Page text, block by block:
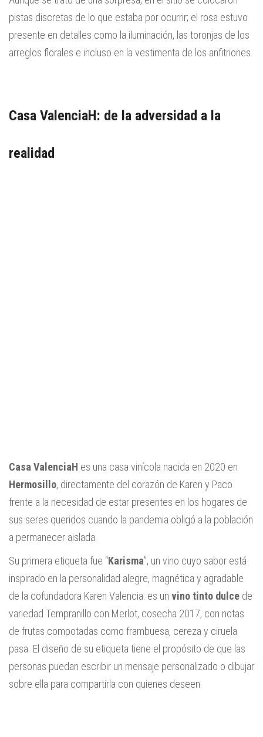
pistas discretas de lo que estaba por ocurrir; el rosa estuvo
presente en detalles como la iluminación, las toronjas de los
arreglos florales e incluso en la vestimenta de los anfitriones.
Casa ValenciaH: de la adversidad a la
realidad
Casa ValenciaH es una casa vinícola nacida en 2020 en
Hermosillo, directamente del corazón de Karen y Paco
frente a la necesidad de estar presentes en los hogares de
sus seres queridos cuando la pandemia obligó a la población
a permanecer aislada.
Su primera etiqueta fue “Karisma”, un vino cuyo sabor está
inspirado en la personalidad alegre, magnética y agradable
de la cofundadora Karen Valencia: es un vino tinto dulce de
variedad Tempranillo con Merlot, cosecha 2017, con notas
de frutas compotadas como frambuesa, cereza y ciruela
pasa. El diseño de su etiqueta tiene el propósito de que las
personas puedan escribir un mensaje personalizado o dibujar
sobre ella para compartirla con quienes deseen.